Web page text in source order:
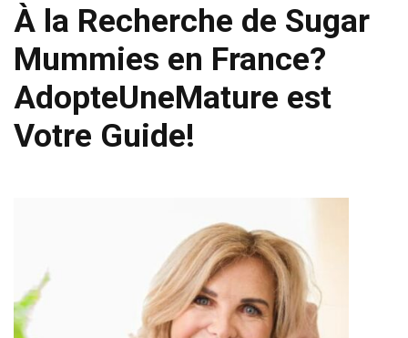
À la Recherche de Sugar
Mummies en France?
AdopteUneMature est
Votre Guide!